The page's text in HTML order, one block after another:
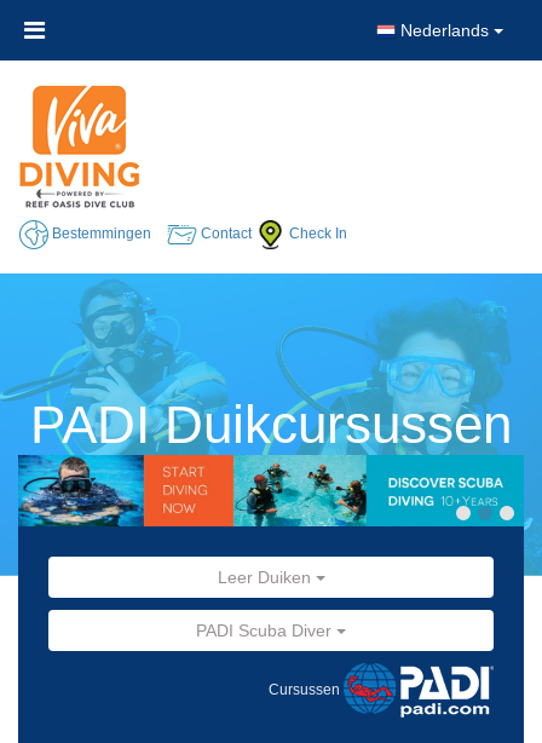
Nederlands
Bestemmingen Contact Check In
PADI Duikcursussen
Leer Duiken
PADI Scuba Diver
Cursussen